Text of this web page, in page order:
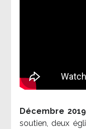
Décembre
soutien, deux